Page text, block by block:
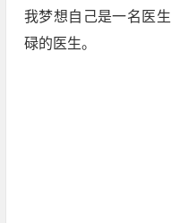
我梦想自己是一名医
碌的医生。